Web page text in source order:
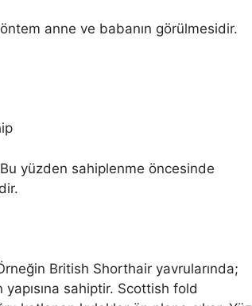
anne ve babanın görülmesidir.
yüzden sahiplenme öncesinde
British Shorthair yavrularında;
sahiptir. Scottish fold